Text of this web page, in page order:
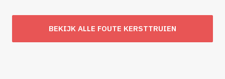
was: is:
BEKIJK ALLE FOUTE KERSTTRUIEN